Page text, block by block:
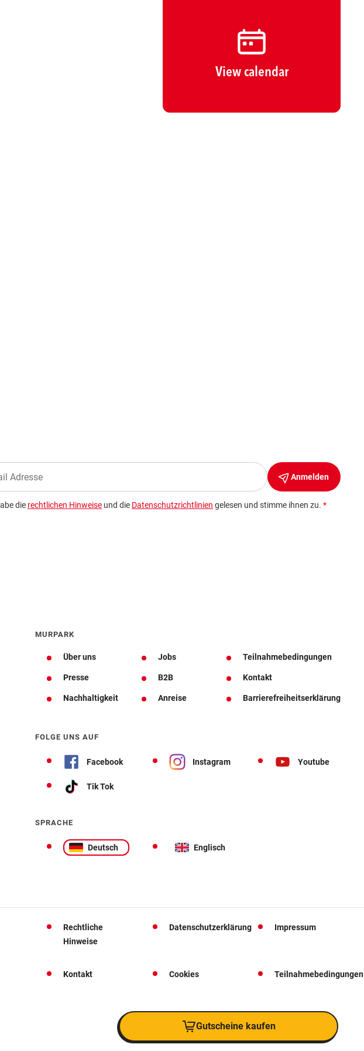
View calendar
MURPARK
Über uns Jobs Teilnahmebedingungen
Presse B2B Kontakt
Nachhaltigkeit Anreise Barrierefreiheitserklärung
FOLGE UNS AUF
Facebook Instagram Youtube
Tik Tok
SPRACHE
Deutsch Englisch
Rechtliche
Hinweise
Datenschutzerklärung Impressum
Kontakt Cookies Teilnahmebedingungen
Gutscheine kaufen